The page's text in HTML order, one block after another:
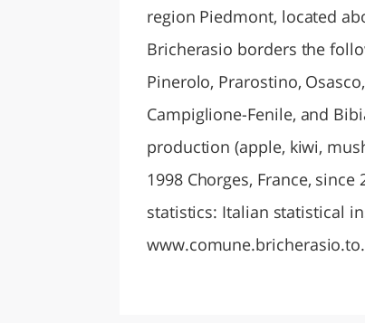
region Piedmont, located
Bricherasio borders the
Pinerolo, Prarostino,
Campiglione-Fenile, and
production (apple, kiwi,
1998 Chorges, France,
statistics: Italian statistical